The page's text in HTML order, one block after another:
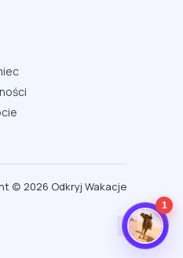
(c) 2026 Odkryj Wakacje
1
i bezpieczeństwo → Pliki
„Zezwalaj”.
blokuj cookies i śledzenia dla tej
korzystaj z trybu incognito.